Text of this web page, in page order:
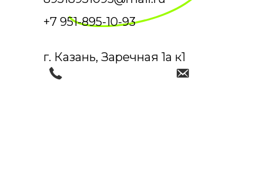
+7 951-895-10-93
г. Казань, Заречная 1а к1